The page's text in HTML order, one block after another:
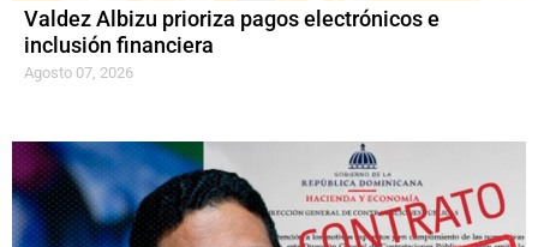
Valdez Albizu prioriza pagos electrónicos e
inclusión financiera
Agosto 07, 2026